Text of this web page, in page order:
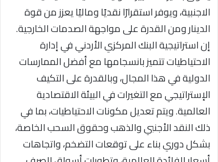
الاجنبية، ويوفر استقرارًا نقديًا وماليًا يعزز من قوة
الدينار ومن القدرة على مواجهة الصدمات الخارجية.
إن استراتيجية البنك المركزي الأردني في إدارة
الاحتياطيات تتميز بانسجامها مع أفضل الممارسات
الدولية في هذا المجال، وبالقدرة على التكيف
الإستراتيجي مع التغيرات في البيئة الاقتصادية
العالمية. ويتم تعديل مكونات الاحتياطيات، بما في
ذلك النقد الأجنبي والذهب وحقوق السحب الخاصة،
بشكل دوري بناء على توقعات التضخم، واتجاهات